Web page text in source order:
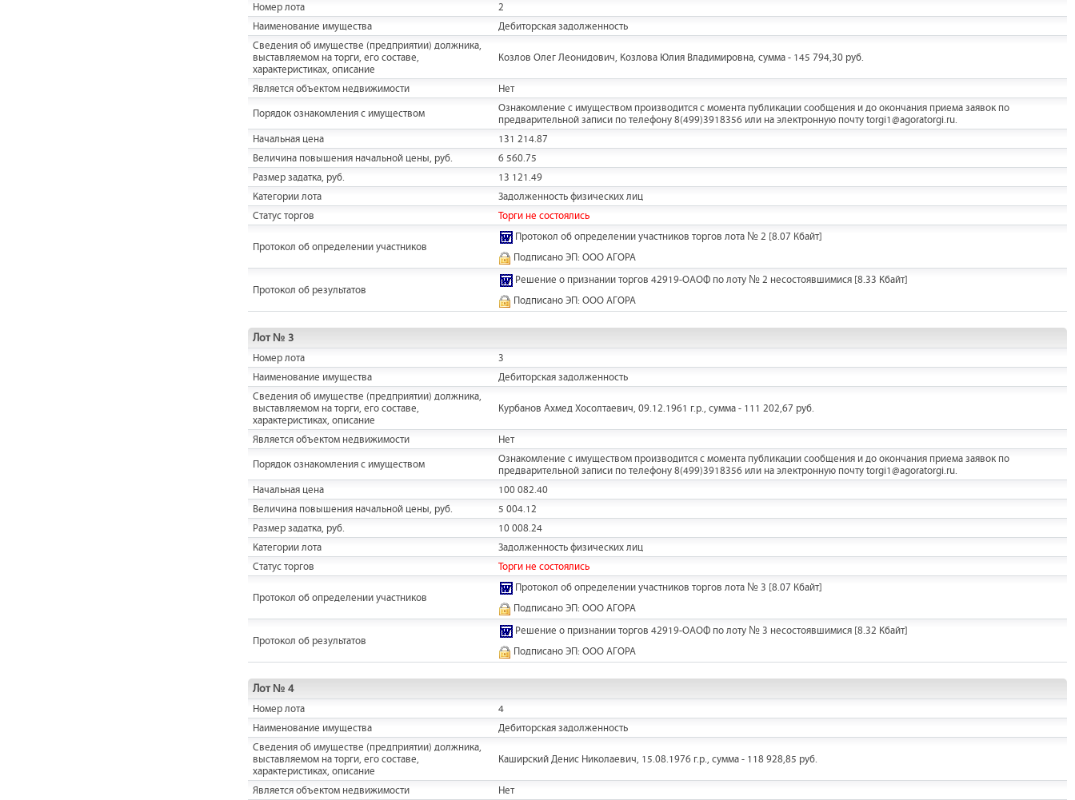
Номер лота
2
Наименование имущества
Дебиторская задолженность
Cведения об имуществе (предприятии) должника,
выставляемом на торги, его составе,
характеристиках, описание
Козлов Олег Леонидович, Козлова Юлия Владимировна, сумма - 145 794,30 руб.
Является объектом недвижимости Нет
Порядок ознакомления с имуществом
Ознакомление с имуществом производится с момента публикации сообщения и до окончания приема заявок по
предварительной записи по телефону 8(499)3918356 или на электронную почту torgi1@agoratorgi.ru.
Начальная цена
131 214.87
Величина повышения начальной цены, руб.
6 560.75
Размер задатка, руб.
13 121.49
Категории лота
Задолженность физических лиц
Статус торгов
Торги не состоялись
Протокол об определении участников
Протокол об определении участников торгов лота № 2 [8.07 Кбайт]
Подписано ЭП: ООО АГОРА
Протокол об результатов
Решение о признании торгов 42919-ОАОФ по лоту № 2 несостоявшимися [8.33 Кбайт]
Подписано ЭП: ООО АГОРА
Лот № 3
Номер лота
3
Наименование имущества
Дебиторская задолженность
Cведения об имуществе (предприятии) должника,
выставляемом на торги, его составе,
характеристиках, описание
Курбанов Ахмед Хосолтаевич, 09.12.1961 г.р., сумма - 111 202,67 руб.
Является объектом недвижимости Нет
Порядок ознакомления с имуществом
Ознакомление с имуществом производится с момента публикации сообщения и до окончания приема заявок по
предварительной записи по телефону 8(499)3918356 или на электронную почту torgi1@agoratorgi.ru.
Начальная цена
100 082.40
Величина повышения начальной цены, руб.
5 004.12
Размер задатка, руб.
10 008.24
Категории лота
Задолженность физических лиц
Статус торгов
Торги не состоялись
Протокол об определении участников
Протокол об определении участников торгов лота № 3 [8.07 Кбайт]
Подписано ЭП: ООО АГОРА
Протокол об результатов
Решение о признании торгов 42919-ОАОФ по лоту № 3 несостоявшимися [8.32 Кбайт]
Подписано ЭП: ООО АГОРА
Лот № 4
Номер лота
4
Наименование имущества
Дебиторская задолженность
Cведения об имуществе (предприятии) должника,
выставляемом на торги, его составе,
характеристиках, описание
Каширский Денис Николаевич, 15.08.1976 г.р., сумма - 118 928,85 руб.
Является объектом недвижимости Нет